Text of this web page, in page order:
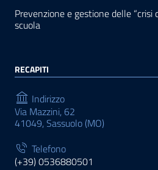
Prevenzione e gestione delle
scuola
RECAPITI
Indirizzo
Via Mazzini, 62
41049, Sassuolo (MO)
Telefono
(+39) 0536880501